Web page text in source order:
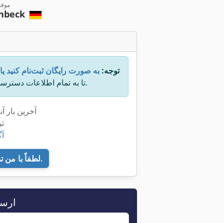
توجه: به صورت رایگان ثبت‌نام کنید
تا به تمام اطلاعات دسترسی داشته باشید.
آخرین بار
لطفاً با من تماس بگیرید.